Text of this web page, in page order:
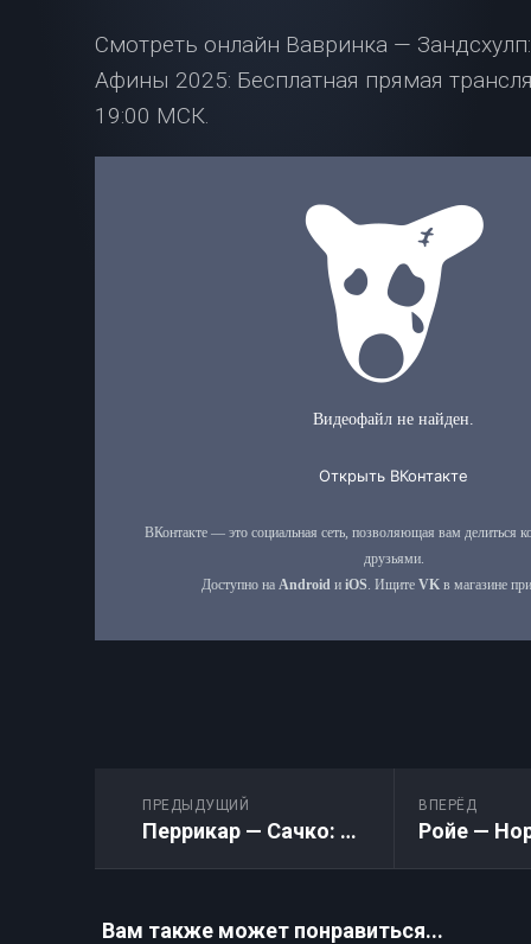
Смотреть онлайн Вавринка —
Афины 2025: Бесплатная прямая
19:00 МСК.
ВПЕРЁД
ПРЕДЫДУЩИЙ
Перрикар — Сачко: Прямая трансляция. ATP 250 Метц. 03.11.2025
Вам также может понравиться...